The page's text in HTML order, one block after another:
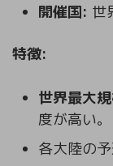
開催国: 世
特徴:
世界最大
度が高い。
各大陸の